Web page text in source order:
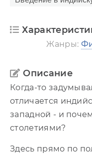
Введение в
Введение в
Введение в
Введение в
Жанры:
Описание
Когда-то
отличается
западной - и
столетиями?
Здесь прямо по